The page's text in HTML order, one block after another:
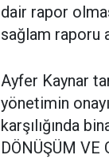
dair rapor
sağlam raporu
Ayfer Kaynar
yönetimin
karşılığında
DÖNÜŞÜM VE